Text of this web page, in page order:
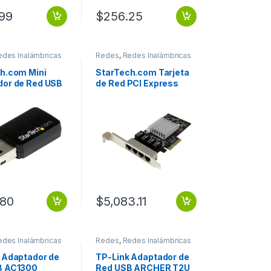
$256.25
Inalámbricas
Mini
de Red USB
Mbit/s
WIFI
Redes, Redes Inalámbricas
StarTech.com Tarjeta
de Red PCI Express
Intel i350 ETHERNET
GIGABIT 4 PUERTOS
$5,083.11
Inalámbricas
de
AC1300
Redes, Redes Inalámbricas
TP-Link Adaptador de
Red USB ARCHER T2U